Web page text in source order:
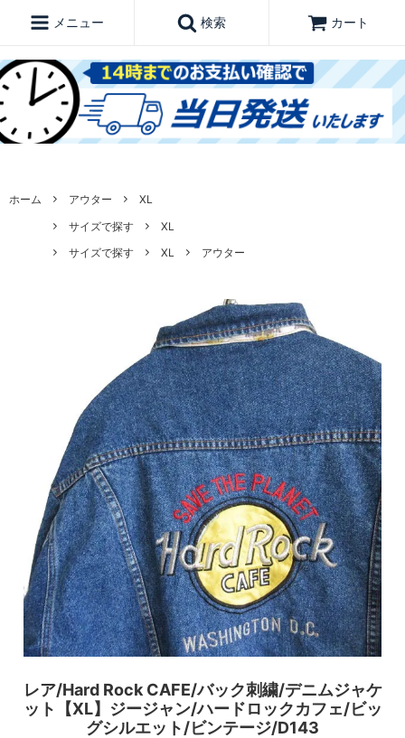
メニュー 検索 カート
ホーム アウター
XL
サイズで探す
XL
サイズで探す
XL アウター
レア/Hard Rock CAFE/バック刺繍/デニムジャケ
ット【XL】ジージャン/ハードロックカフェ/ビッ
グシルエット/ビンテージ/D143